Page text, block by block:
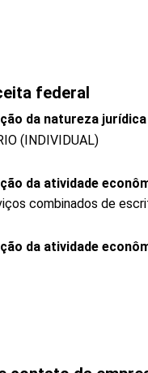
federal
da natureza jurídica
(INDIVIDUAL)
da atividade
combinados de
da atividade